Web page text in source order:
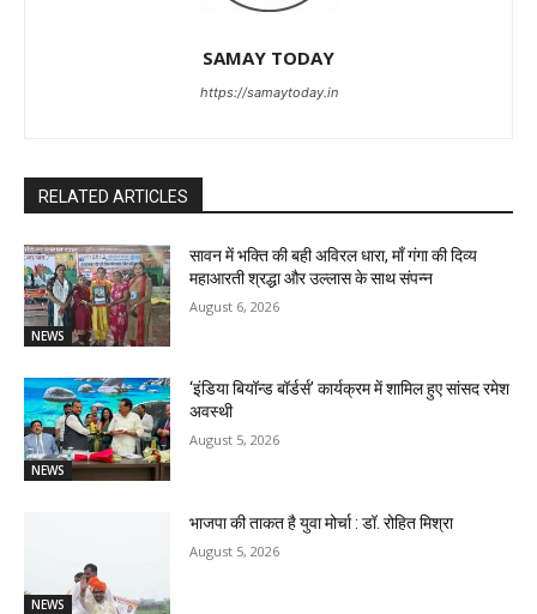
SAMAY TODAY
https://samaytoday.in
RELATED ARTICLES
NEWS
सावन में भक्ति की बही अविरल धारा, माँ गंगा की दिव्य
महाआरती श्रद्धा और उल्लास के साथ संपन्न
August 6, 2026
NEWS
‘इंडिया बियॉन्ड बॉर्डर्स’ कार्यक्रम में शामिल हुए सांसद रमेश
अवस्थी
August 5, 2026
NEWS
भाजपा की ताकत है युवा मोर्चा : डॉ. रोहित मिश्रा
August 5, 2026